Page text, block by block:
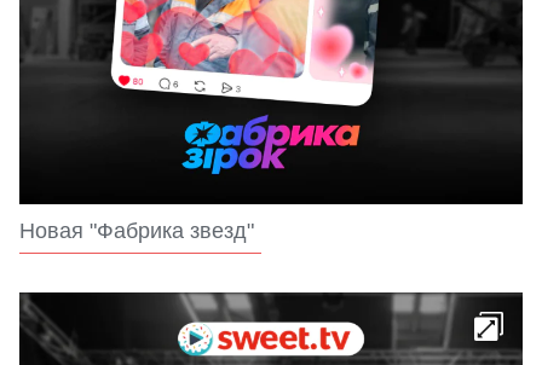
Новая "Фабрика звезд"